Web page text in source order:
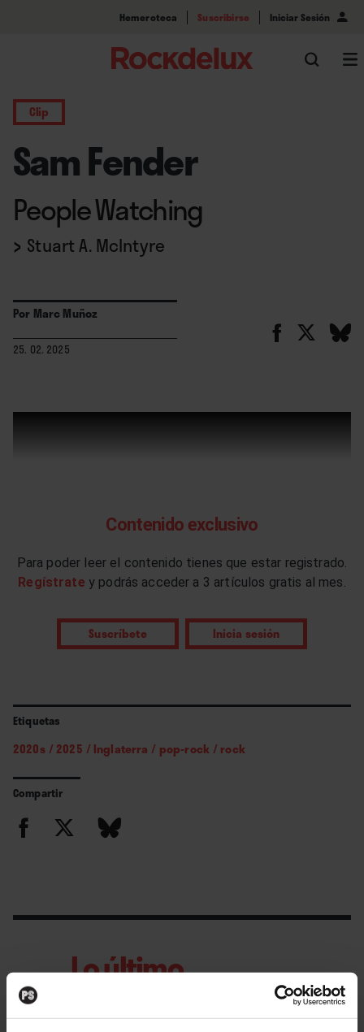
Hemeroteca Suscribirse Iniciar Sesión
Clip
Sam Fender
People Watching
› Stuart A. McIntyre
Por Marc Muñoz
25. 02. 2025
Contenido exclusivo
Para poder leer el contenido tienes que estar registrado.
Regístrate y podrás acceder a 3 artículos gratis al mes.
Suscríbete Inicia sesión
Etiquetas
2020s / 2025 / Inglaterra / pop-rock / rock
Compartir
Lo último